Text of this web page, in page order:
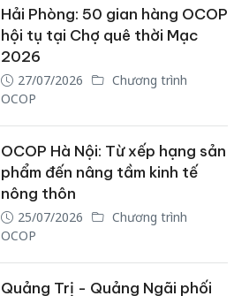
Hải Phòng: 50 gian hàng OCOP
hội tụ tại Chợ quê thời Mạc
2026
27/07/2026
Chương trình
OCOP
OCOP Hà Nội: Từ xếp hạng sản
phẩm đến nâng tầm kinh tế
nông thôn
25/07/2026
Chương trình
OCOP
Quảng Trị - Quảng Ngãi phối